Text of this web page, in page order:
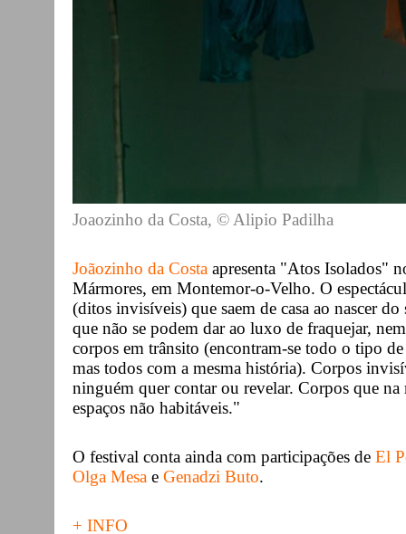
Joaozinho da Costa, © Alipio Padilha
Joãozinho da Costa apresenta "Atos Isolados"
Mármores, em Montemor-o-Velho. O
(ditos invisíveis) que saem de casa ao nascer
que não se podem dar ao luxo de fraquejar,
corpos em trânsito (encontram-se todo o tipo
mas todos com a mesma história). Corpos
ninguém quer contar ou revelar. Corpos que
espaços não habitáveis."
O festival conta ainda com participações de El
Olga Mesa e Genadzi Buto.
+ INFO